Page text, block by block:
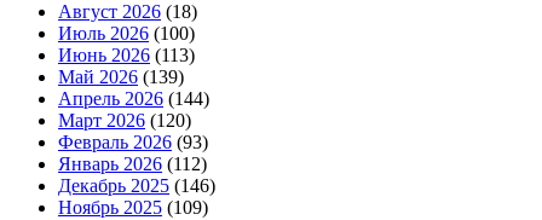
Август 2026 (18)
Июль 2026 (100)
Июнь 2026 (113)
Май 2026 (139)
Апрель 2026 (144)
Март 2026 (120)
Февраль 2026 (93)
Январь 2026 (112)
Декабрь 2025 (146)
Ноябрь 2025 (109)